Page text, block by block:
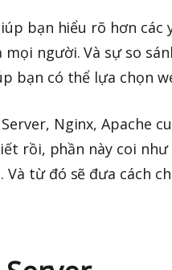
bạn hiểu rõ hơn
người. Và sự so
bạn có thể lựa chọn
Nginx, Apache
rồi, phần này coi
Và từ đó sẽ đưa cách